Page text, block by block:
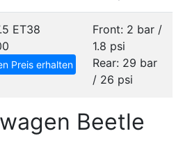
ET38
Preis erhalten
Front: 2 bar /
1.8 psi
Rear: 29 bar
/ 26 psi
Beetle